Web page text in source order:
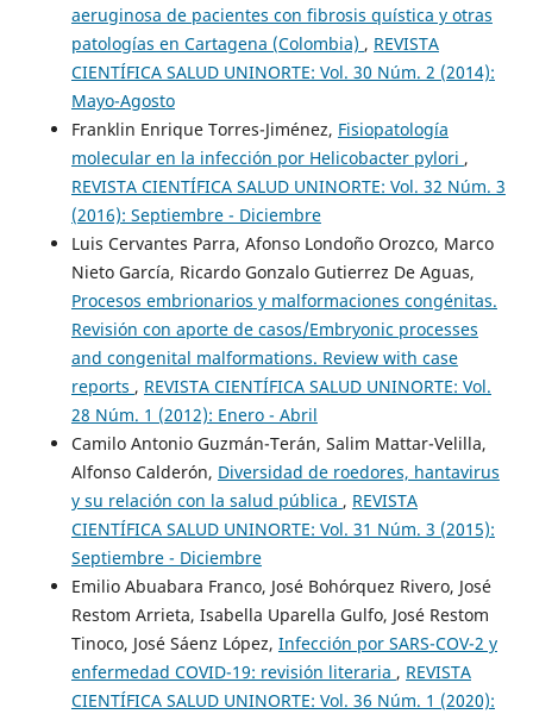
aeruginosa de pacientes con fibrosis quística y otras
patologías en Cartagena (Colombia) , REVISTA
CIENTÍFICA SALUD UNINORTE: Vol. 30 Núm. 2 (2014):
Mayo-Agosto
Franklin Enrique Torres-Jiménez, Fisiopatología
molecular en la infección por Helicobacter pylori ,
REVISTA CIENTÍFICA SALUD UNINORTE: Vol. 32 Núm. 3
(2016): Septiembre - Diciembre
Luis Cervantes Parra, Afonso Londoño Orozco, Marco
Nieto García, Ricardo Gonzalo Gutierrez De Aguas,
Procesos embrionarios y malformaciones congénitas.
Revisión con aporte de casos/Embryonic processes
and congenital malformations. Review with case
reports , REVISTA CIENTÍFICA SALUD UNINORTE: Vol.
28 Núm. 1 (2012): Enero - Abril
Camilo Antonio Guzmán-Terán, Salim Mattar-Velilla,
Alfonso Calderón, Diversidad de roedores, hantavirus
y su relación con la salud pública , REVISTA
CIENTÍFICA SALUD UNINORTE: Vol. 31 Núm. 3 (2015):
Septiembre - Diciembre
Emilio Abuabara Franco, José Bohórquez Rivero, José
Restom Arrieta, Isabella Uparella Gulfo, José Restom
Tinoco, José Sáenz López, Infección por SARS-COV-2 y
enfermedad COVID-19: revisión literaria , REVISTA
CIENTÍFICA SALUD UNINORTE: Vol. 36 Núm. 1 (2020):